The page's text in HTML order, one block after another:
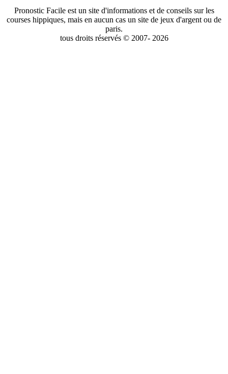
Pronostic Facile est un site d'informations et de conseils sur les
courses hippiques, mais en aucun cas un site de jeux d'argent ou de
paris.
tous droits réservés © 2007- 2026